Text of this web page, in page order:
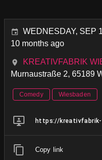
WEDNESDAY, SEP
10 months ago
KREATIVFABRIK
Murnaustraße 2, 65189
Comedy Wiesbaden
Copy link